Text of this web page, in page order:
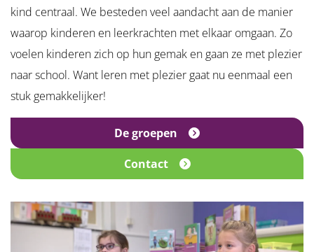
kind centraal. We besteden veel aandacht aan de manier
waarop kinderen en leerkrachten met elkaar omgaan. Zo
voelen kinderen zich op hun gemak en gaan ze met plezier
naar school. Want leren met plezier gaat nu eenmaal een
stuk gemakkelijker!
De groepen
Contact